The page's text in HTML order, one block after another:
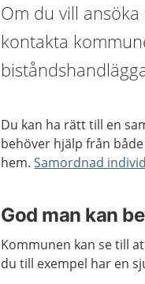
Om du vill
kontakta
Du kan ha rätt till en
behöver hjälp från
hem.Samordnad
God man kan
Kommunen kan se till
du till exempel har en